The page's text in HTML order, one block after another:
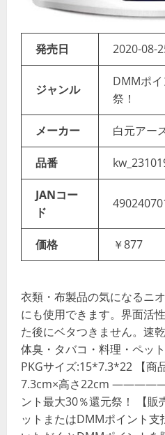
発売日 2020-08-
ジャンル
DMMポ
祭！
メーカー 白元アー
品番
JANコー
ド
価格 ￥877
衣類・布製品の気になるニ
にも使用できます。界面活
た後にベタつきません。速
体臭・タバコ・料理・ペッ
PKGサイズ:15*7.3*22 【商
7.3cm×高さ22cm
ント最大30％還元祭！ 【
ットまたはDMMポイント支